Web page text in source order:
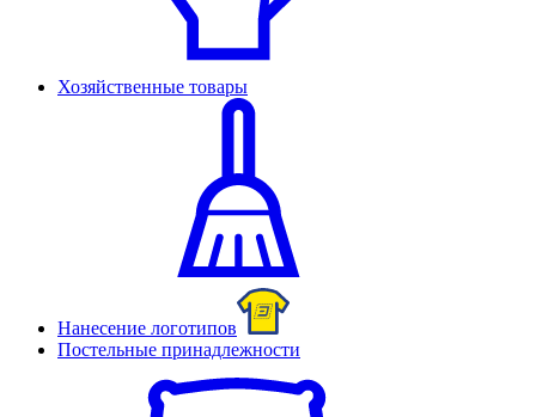
Хозяйственные товары
Нанесение логотипов
Постельные принадлежности